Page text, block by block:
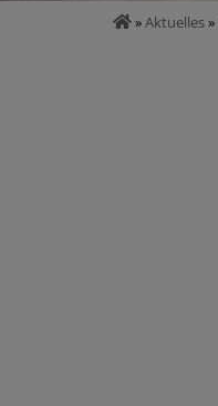
»Aktuelles»